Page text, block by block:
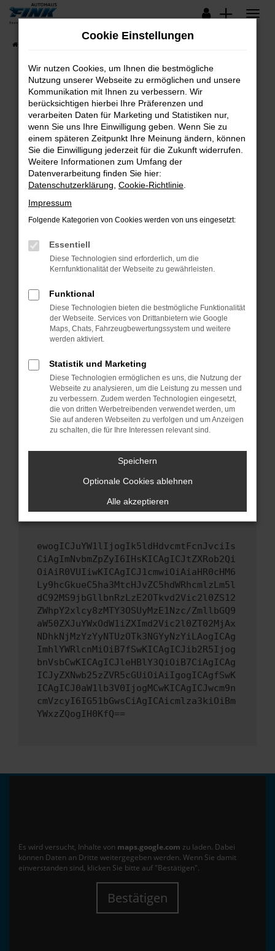
Zum
springen
Lagerfahrzeuge
Fehler: Network Error
Beim Laden ist ein Fehler aufgetreten.
Hier sind ein paar Tipps, die dir helfen können:
Überprüfe deine Firewall und deine
Internetverbindung.
Laden andere Webseiten, zum Beispiel deine
Suchmaschine?
Prüfe deine Browsererweiterungen.
können das Laden bestimmter Seiten
verhindern. Funktioniert die Seite in einem
anderen Browser oder in einem privaten
Starte dein Gerät neu.
Das kann manchmal helfen, vorübergehende
Probleme zu beheben.
Betriebssystem auf dem neuesten Stand
sind.
Veraltete Software birgt nicht nur ein
Sicherheitsrisiko, sondern kann auch dazu
führen, dass bestimmte Funktionen nicht mehr
unterstützt werden.
Wende dich an den Webseitenbetreiber.
Wenn du alle oben genannten Schritte versucht
hast, kontaktiere uns bitte. Wir werden
versuchen, das Problem zu beheben. Du kannst
uns diesen Text schicken, um uns bei der
ewogICJuYW1lIjogIk5ldHdvcmtFcnJvciIs
CiAgImNvbmZpZyI6IHsKICAgICJtZXRob2Qi
OiAiR0VUIiwKICAgICJ1cmwiOiAiaHR0cHM6
Ly9hcGkueC5ha3MtcHJvZC5hdWRhcmlzLm5l
dC92MS9jbGllbnRzLzE2OTkvd2Vic2l0ZS12
ZWhpY2xlcy8zMTY3OSUyMzE1Nzc/ZmllbGQ9
aW50ZXJuYWxOdW1iZXImd2Vic2l0ZT02MjAx
NDhkNjMzYzYyNTUzOTk3NGYyNzYiLAogICAg
ImhlYWRlcnMiOiB7fSwKICAgICJib2R5Ijog
bnVsbCwKICAgICJleHBlY3QiOiB7CiAgICAg
ICJyZXNwb25zZVR5cGUiOiAiIgogICAgfSwK
ICAgICJ0aW1lb3V0IjogMCwKICAgICJwcm9n
cmVzcyI6IG51bGwsCiAgICAicmlza3kiOiBm
YWxzZQogIH0KfQ==
Es wird versucht, Inhalte von maps.google.com zu laden. Dabei
können Daten an Dritte weitergegeben werden. Wenn Sie damit
einverstanden sind, klicken Sie bitte auf "Bestätigen".
Bestätigen
Cookie Einstellungen
Wir nutzen Cookies, um Ihnen die bestmögliche
Nutzung unserer Webseite zu ermöglichen und unsere
Kommunikation mit Ihnen zu verbessern. Wir
berücksichtigen hierbei Ihre Präferenzen und
verarbeiten Daten für Marketing und Statistiken nur,
wenn Sie uns Ihre Einwilligung geben. Wenn Sie zu
einem späteren Zeitpunkt Ihre Meinung ändern, können
Sie die Einwilligung jederzeit für die Zukunft widerrufen.
Weitere Informationen zum Umfang der
Datenverarbeitung finden Sie hier:
Datenschutzerklärung Cookie-Richtlinie
Impressum
Folgende Kategorien von Cookies werden von uns eingesetzt:
Essentiell
Diese Technologien sind erforderlich, um die
Kernfunktionalität der Webseite zu gewährleisten.
Funktional
Diese Technologien bieten die bestmögliche Funktionalität
der Webseite. Services von Drittanbietern wie Google
Maps, Chats, Fahrzeugbewertungssystem und weitere
werden aktiviert.
Statistik und Marketing
Diese Technologien ermöglichen es uns, die Nutzung der
Webseite zu analysieren, um die Leistung zu messen und
zu verbessern. Zudem werden Technologien eingesetzt,
die von dritten Werbetreibenden verwendet werden, um
Sie auf anderen Webseiten zu verfolgen und um Anzeigen
zu schalten, die für Ihre Interessen relevant sind.
Speichern
Optionale Cookies ablehnen
Alle akzeptieren